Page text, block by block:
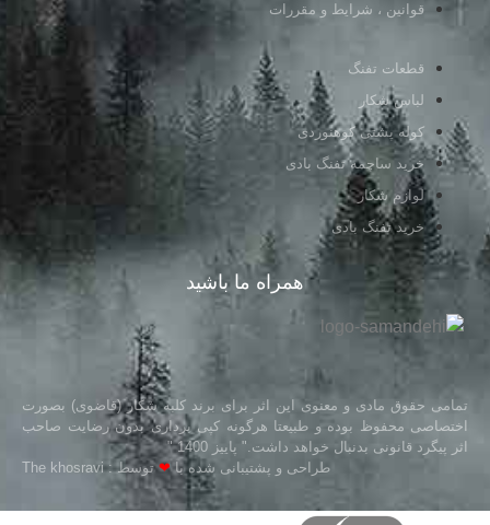
قوانین ، شرایط و مقررات
قطعات تفنگ
لباس شکار
کوله پشتی کوهنوردی
خرید ساچمه تفنگ بادی
لوازم شکار
خرید تفنگ بادی
همراه ما باشید
تمامی حقوق مادی و معنوی این اثر برای برند کلبه شکار (قاضوی) بصورت
اختصاصی محفوظ بوده و طبیعتا هرگونه کپی برداری بدون رضایت صاحب
اثر پیگرد قانونی بدنبال خواهد داشت." پاییز 1400 "
طراحی و پشتیبانی شده با❤توسط : The khosravi